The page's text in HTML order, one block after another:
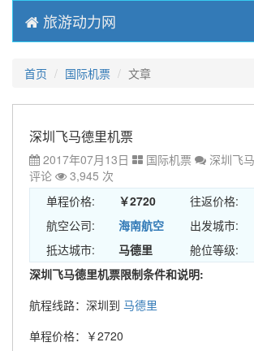
旅游动力网
首页 国际机票 文章
深圳飞马德里机票
2017年07月13日 国际机票 深圳飞
评论
3,945 次
单程价格:
￥2720 往返价格:
航空公司:
海南航空 出发城市:
抵达城市:
马德里 舱位等级:
深圳飞马德里机票限制条件和说明:
航程线路：深圳到 马德里
单程价格：￥2720